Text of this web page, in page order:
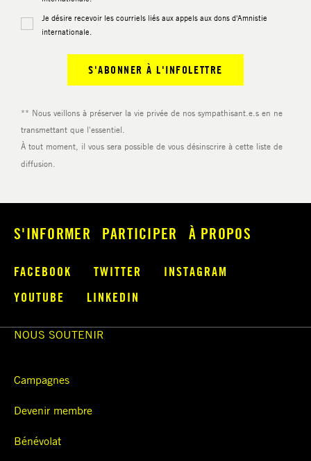
S'INFORMER PARTICIPER À PROPOS
FACEBOOK TWITTER
INSTAGRAM
YOUTUBE
LINKEDIN
NOUS SOUTENIR
Campagnes
Devenir membre
Bénévolat